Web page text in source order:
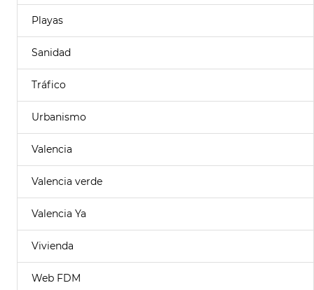
Playas
Sanidad
Tráfico
Urbanismo
Valencia
Valencia verde
Valencia Ya
Vivienda
Web FDM